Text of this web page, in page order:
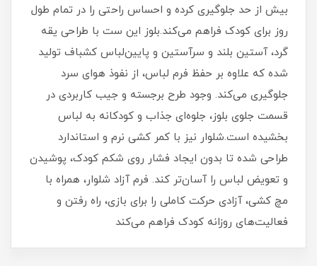
بیش از حد جلوگیری کرده و احساس راحتی را در تمام طول
روز برای کودک فراهم می‌کند.بلوز این ست با طراحی یقه
گرد، آستین بلند و سرآستین و پایین‌لباس کشباف تولید
شده که علاوه بر حفظ فرم لباس، از نفوذ هوای سرد
جلوگیری می‌کند. وجود طرح برجسته و جیب کاربردی در
قسمت جلوی بلوز، جلوه‌ای جذاب و کودکانه به لباس
بخشیده است.شلوار نیز با کمر کشی نرم و استاندارد
طراحی شده تا بدون ایجاد فشار روی شکم کودک، پوشیدن
و تعویض لباس را آسان‌تر کند. فرم آزاد شلوار، همراه با
مچ کشی، آزادی حرکت کاملی را برای بازی، راه رفتن و
فعالیت‌های روزانه کودک فراهم می‌کند